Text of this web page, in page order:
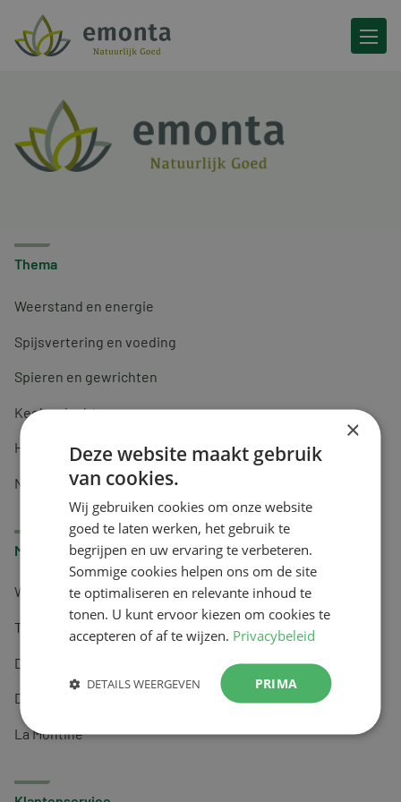
Ga naar de inhoud
Thema
Weerstand en energie
Spijsvertering en voeding
Spieren en gewrichten
Keel en luchtwegen
Huidverzorging
Nachtrust
Merken
Wapiti
Tai-Ginseng
Dermagíq
Draisma
La Montine
×
Deze website maakt gebruik
van cookies.
Wij gebruiken cookies om onze website
goed te laten werken, het gebruik te
begrijpen en uw ervaring te verbeteren.
Sommige cookies helpen ons om de site
te optimaliseren en relevante inhoud te
tonen. U kunt ervoor kiezen om cookies te
accepteren of af te wijzen. Privacybeleid
PRIMA
DETAILS WEERGEVEN